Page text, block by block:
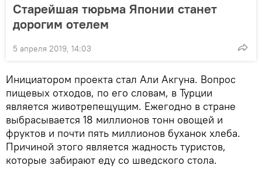
Старейшая тюрьма Японии станет
дорогим отелем
5 апреля 2019, 14:03
Инициатором проекта стал Али Акгуна. Вопрос
пищевых отходов, по его словам, в Турции
является животрепещущим. Ежегодно в стране
выбрасывается 18 миллионов тонн овощей и
фруктов и почти пять миллионов буханок хлеба.
Причиной этого является жадность туристов,
которые забирают еду со шведского стола.